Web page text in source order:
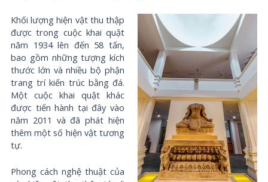
Khối lượng hiện vật thu thập
được trong cuộc khai quật
năm 1934 lên đến 58 tấn,
bao gồm những tượng kích
thước lớn và nhiều bộ phận
trang trí kiến trúc bằng đá.
Một cuộc khai quật khác
được tiến hành tại đây vào
năm 2011 và đã phát hiện
thêm một số hiện vật tương
tự.
Phong cách nghệ thuật của